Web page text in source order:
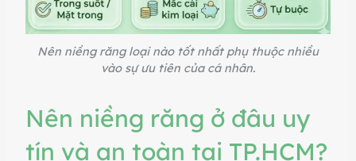
Nên niềng răng loại nào tốt nhất phụ thuộc nhiều
vào sự ưu tiên của cá nhân.
Nên niềng răng ở đâu uy
tín và an toàn tại TP.HCM?